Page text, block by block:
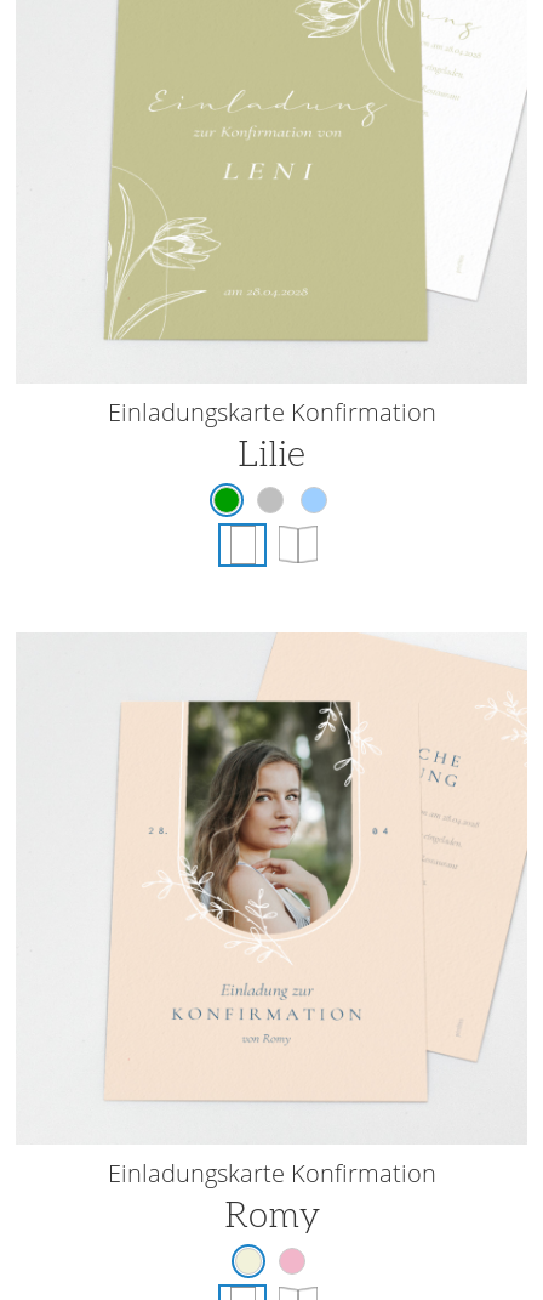
Einladungskarte Konfirmation
Lilie
Einladungskarte Konfirmation
Romy